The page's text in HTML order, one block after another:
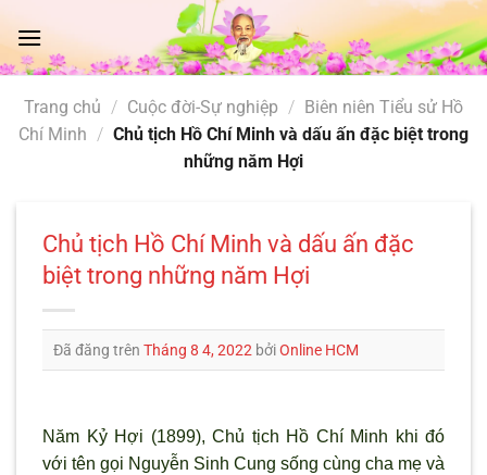
đến
nội
Trang chủ / Cuộc đời-Sự nghiệp / Biên niên Tiểu sử Hồ
Chí Minh / Chủ tịch Hồ Chí Minh và dấu ấn đặc biệt trong
những năm Hợi
Chủ tịch Hồ Chí Minh và dấu ấn đặc
biệt trong những năm Hợi
Đã đăng trên Tháng 8 4, 2022 bởiOnline HCM
Năm Kỷ Hợi (1899), Chủ tịch Hồ Chí Minh khi đó
với tên gọi Nguyễn Sinh Cung sống cùng cha mẹ và